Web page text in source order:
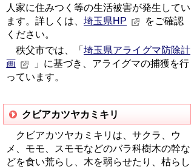
人家に住みつく等の生活被害が発生してい
ます。詳しくは、 埼玉県HP
をご確認
ください。
秩父市では、「 埼玉県アライグマ防除計
画
」に基づき、アライグマの捕獲を行
っています。
クビアカツヤカミキリ
クビアカツヤカミキリは、サクラ、ウ
メ、モモ、スモモなどのバラ科樹木の幹な
どを食い荒らし、木を弱らせたり、枯らし